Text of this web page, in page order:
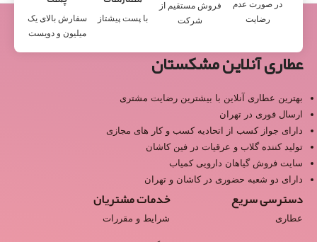
در صورت عدم
رضایت
فروش مستقیم از
شرکت
با پست پیشتاز
سفارش بالای یک
میلیون و دویست
عطاری آنلاین مشکستان
بهترین عطاری آنلاین با بیشترین رضایت مشتری
ارسال فوری در تهران
دارای جواز کسب از اتحادیه کسب و کار های مجازی
تولید کننده گلاب و عرقیات در فین کاشان
سایت فروش گیاهان دارویی کمیاب
دارای دو شعبه حضوری در کاشان و تهران
دسترسی سریع
عطاری
خدمات مشتریان
شرایط و مقررات